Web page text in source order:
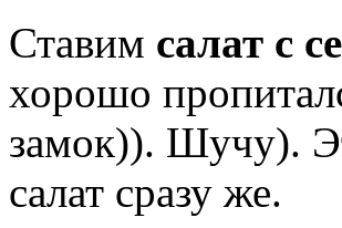
Ставим салат с
хорошо
замок)). Шучу).
салат сразу же.